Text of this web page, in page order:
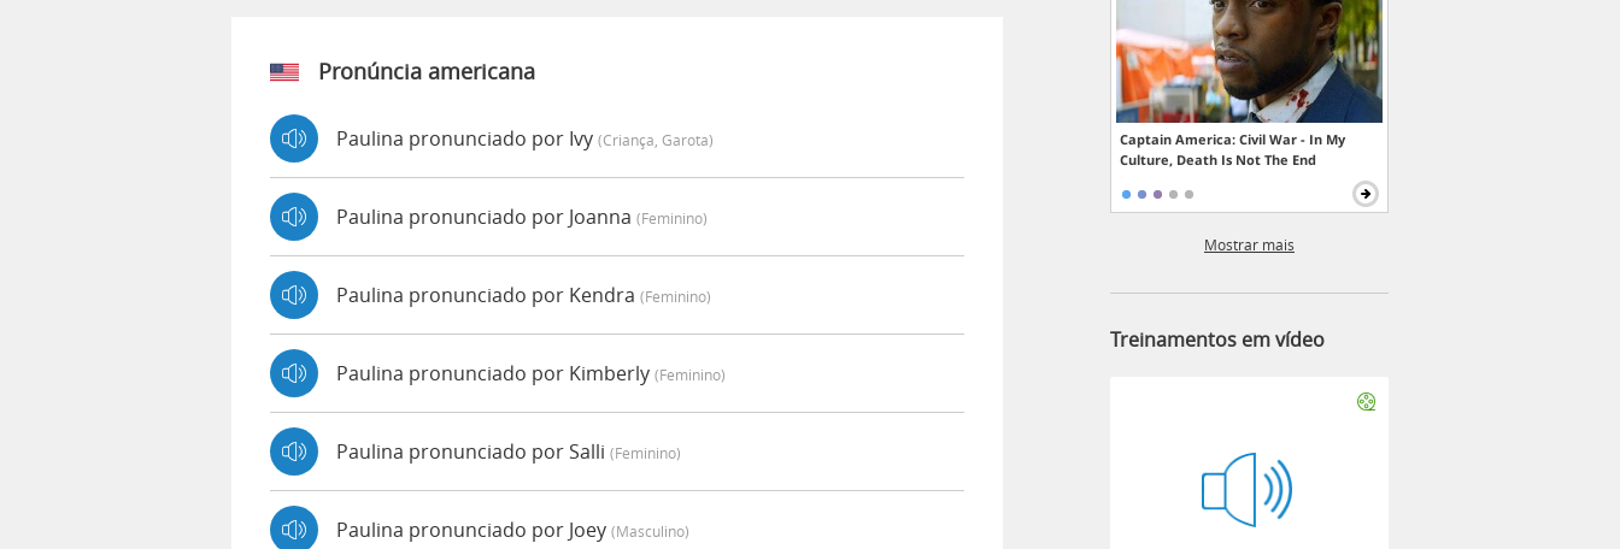
Pronúncia americana
Paulina pronunciado por Ivy (criança, Garota)
Paulina pronunciado por Joanna (feminino)
Paulina pronunciado por Kendra (feminino)
Paulina pronunciado por Kimberly (feminino)
Paulina pronunciado por Salli (feminino)
Paulina pronunciado por Joey (masculino)
Captain America: Civil War - In My
Culture, Death Is Not The End
Mostrar mais
Treinamentos em vídeo